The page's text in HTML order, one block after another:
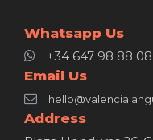
Whatsapp Us
+34 647 98 88 08
Email Us
Address